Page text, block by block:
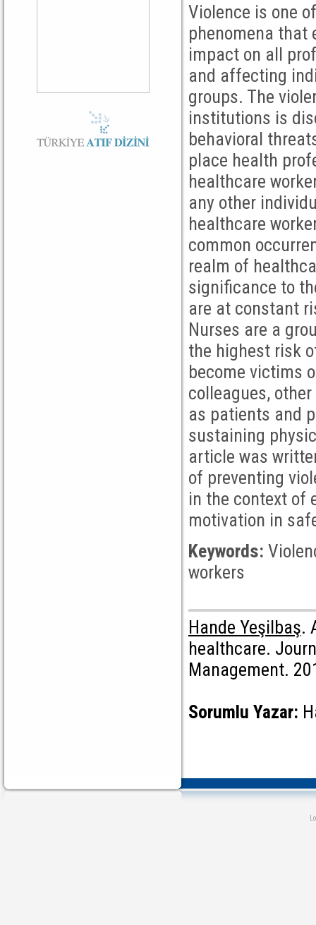
Violence is one
phenomena that
impact on all
and affecting
groups. The
institutions is
behavioral
place health
healthcare
any other
healthcare
common
realm of
significance to
are at constant
Nurses are a
the highest risk
become victims
colleagues,
as patients and
sustaining
article was
of preventing
in the context of
motivation in
Keywords:
workers
Hande Yeşilbaş.
healthcare.
Management.
Sorumlu Yazar: